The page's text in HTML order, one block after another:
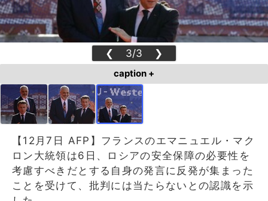
❮ 3/3 ❯
caption +
【12月7日 AFP】フランスのエマニュエル・マク
ロン大統領は6日、ロシアの安全保障の必要性を
考慮すべきだとする自身の発言に反発が集まった
ことを受けて、批判には当たらないとの認識を示